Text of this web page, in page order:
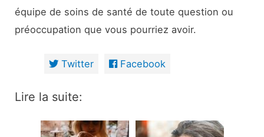
équipe de soins de santé de toute question ou
préoccupation que vous pourriez avoir.
Twitter Facebook
Lire la suite: